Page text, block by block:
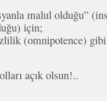
malul olduğu”
için;
(omnipotence)
açık olsun!..